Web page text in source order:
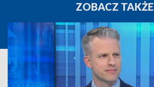
ZOBACZ TAKŻE